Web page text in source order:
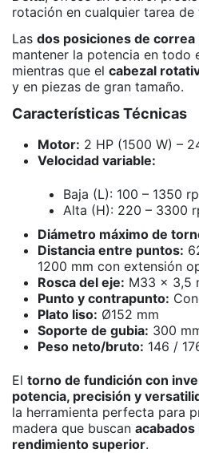
rotación en cualquier tarea de
Las dos posiciones de correa
mantener la potencia en todo
mientras que el cabezal
y en piezas de gran tamaño.
Características Técnicas
Motor: 2 HP (1500 W) –
Velocidad variable:
Baja (L): 100 – 1350
Alta (H): 220 – 3300
Diámetro máximo de
Distancia entre puntos:
1200 mm con extensión
Rosca del eje: M33 x 3,5
Punto y contrapunto:
Plato liso: Ø152 mm
Soporte de gubia: 300
Peso neto/bruto: 146 /
El torno de fundición con
potencia, precisión y
la herramienta perfecta para
madera que buscan acabados
rendimiento superior.